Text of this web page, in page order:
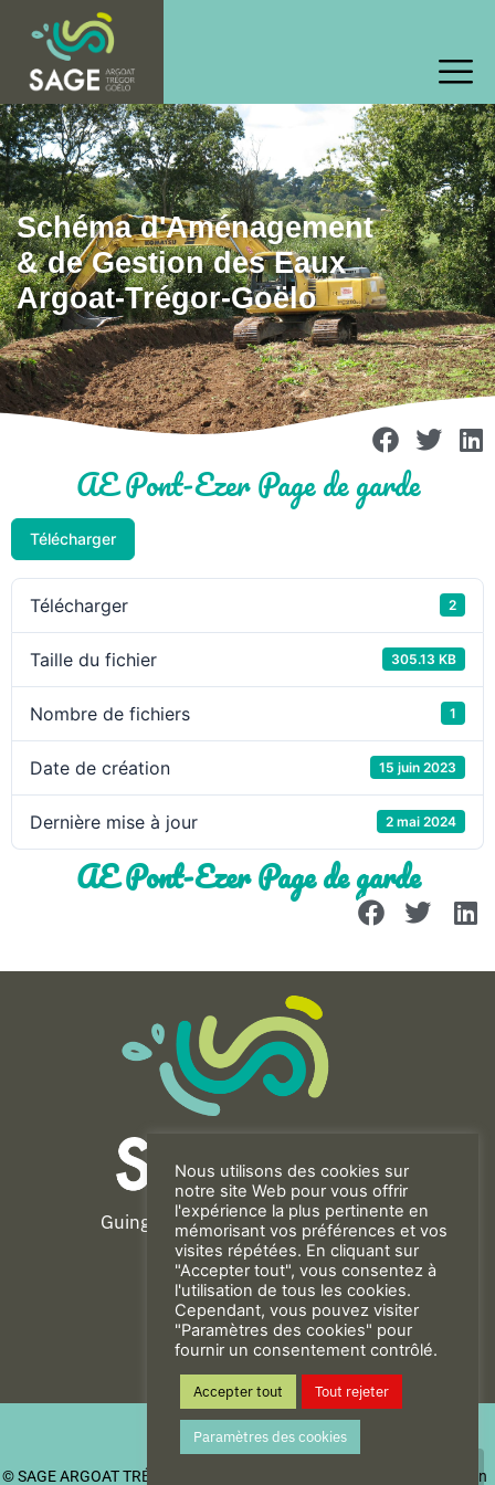
Schéma d'Aménagement
& de Gestion des Eaux
Argoat-Trégor-Goëlo
AE Pont-Ezer Page de garde
Télécharger
Télécharger 2
Taille du fichier 305.13 KB
Nombre de fichiers 1
Date de création 15 juin 2023
Dernière mise à jour 2 mai 2024
AE Pont-Ezer Page de garde
Mentions Légales
Politique de confidentialité
© SAGE ARGOAT TRÉGOR GOËLO
| Be New - Agence de communication
Guingamp-Paimpol Agglomération
11 rue de la Trinité
22200 GUINGAMP
02 96 40 23 82
CONTACT
Nous utilisons des cookies sur
notre site Web pour vous offrir
l'expérience la plus pertinente en
mémorisant vos préférences et vos
visites répétées. En cliquant sur
"Accepter tout", vous consentez à
l'utilisation de tous les cookies.
Cependant, vous pouvez visiter
"Paramètres des cookies" pour
fournir un consentement contrôlé.
Accepter tout Tout rejeter
Paramètres des cookies